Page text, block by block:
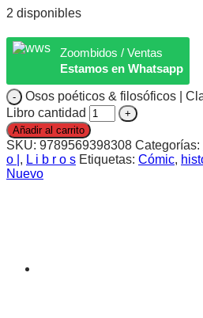
2 disponibles
Zoombidos / Ventas
Estamos en Whatsapp
Osos poéticos & filosóficos |
Libro cantidad
Añadir al carrito
SKU: 9789569398308 Categorías:
o | , L i b r o s Etiquetas: Cómic,
Nuevo